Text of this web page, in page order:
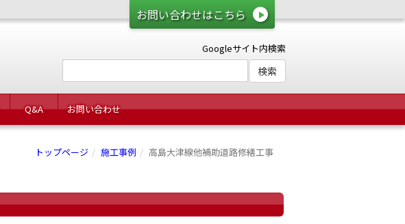
お問い合わせはこちら
Googleサイト内検索
Q&A お問い合わせ
トップページ 施工事例 高島大津線他補助道路修繕工事